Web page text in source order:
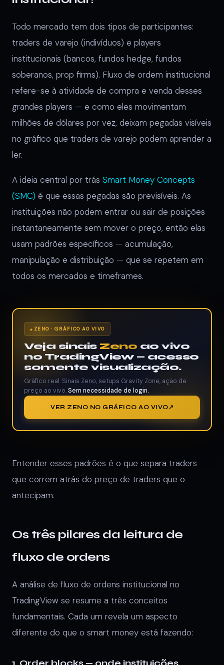
Todo mercado tem dois tipos de participantes:
traders de varejo (indivíduos) e players
institucionais (bancos, fundos hedge, fundos
soberanos, prop firms). Fluxo de ordem institucional
refere-se à atividade de compra e venda desses
grandes players — e como eles movimentam
milhões de dólares por vez, deixam pegadas visíveis
no gráfico que traders de varejo podem aprender a
ler.
A ideia central por trás Smart Money Concepts
(SMC) é que essas pegadas são previsíveis. As
instituições não podem entrar ou sair de posições
instantaneamente sem mover o preço, então elas
usam padrões específicos — acumulação,
manipulação e distribuição — que se repetem em
todos os mercados e timeframes.
ZENO · GRÁFICO AO VIVO
Veja sinais Zeno ao vivo
no TradingView — acesso
somente visualização.
Gráfico real. Sinais Zeno, setups Gravity Zone, ação de
preço ao vivo.Sem necessidade de login.
VER ZENO NO GRÁFICO AO VIVO
Entender esses padrões é o que separa traders
que correm atrás do preço de traders que o
antecipam.
Os três pilares da leitura de
fluxo de ordens
A análise de fluxo de ordens institucional no
TradingView se resume a três conceitos
fundamentais. Cada um revela um aspecto
diferente do que o smart money está fazendo: